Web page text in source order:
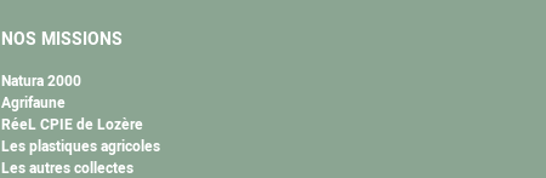
NOS MISSIONS
Natura 2000
Agrifaune
RéeL CPIE de Lozère
Les plastiques agricoles
Les autres collectes